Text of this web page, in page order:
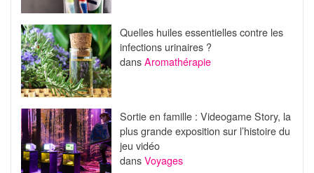
Quelles huiles essentielles contre les
infections urinaires ?
dansAromathérapie
Sortie en famille : Videogame Story, la
plus grande exposition sur l’histoire du
jeu vidéo
dansVoyages